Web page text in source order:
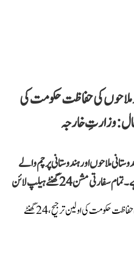
ملاحوں کی حفاظت حکومت کی
ملاحوں اور ہندوستانی پرچم والے
جہازوں کی حفاظت حکومت کی اولین ترجیح ہے۔ تمام سفارتی مشن 24 گھنٹے ہیلپ لائن